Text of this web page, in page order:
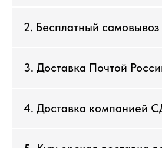
2. Бесплатный самовывоз
3. Доставка Почтой
4. Доставка компанией